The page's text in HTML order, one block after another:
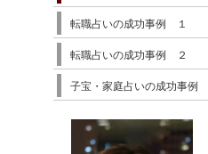
転職占いの成功事例 １
転職占いの成功事例 ２
子宝・家庭占いの成功事例